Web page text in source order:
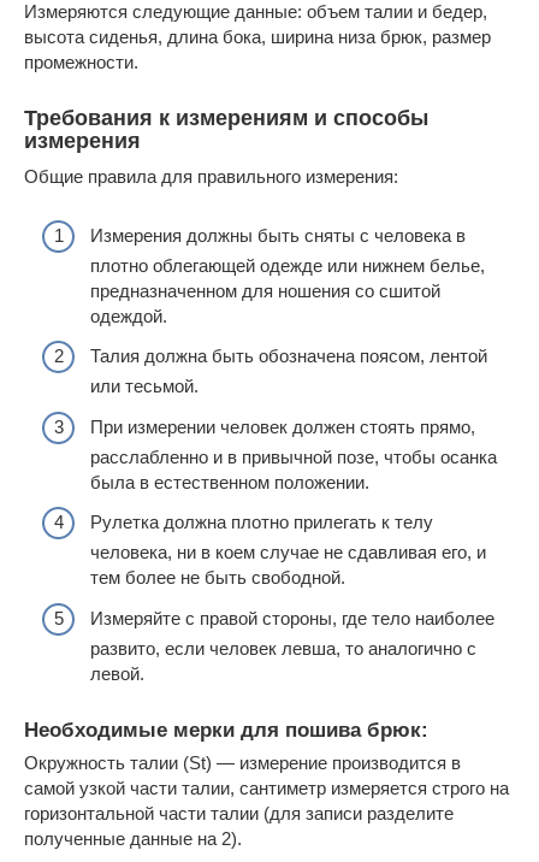
Измеряются следующие данные: объем талии и бедер,
высота сиденья, длина бока, ширина низа брюк, размер
промежности.
Требования к измерениям и способы
измерения
Общие правила для правильного измерения:
Измерения должны быть сняты с человека в
плотно облегающей одежде или нижнем белье,
предназначенном для ношения со сшитой
одеждой.
Талия должна быть обозначена поясом, лентой
или тесьмой.
При измерении человек должен стоять прямо,
расслабленно и в привычной позе, чтобы осанка
была в естественном положении.
Рулетка должна плотно прилегать к телу
человека, ни в коем случае не сдавливая его, и
тем более не быть свободной.
Измеряйте с правой стороны, где тело наиболее
развито, если человек левша, то аналогично с
левой.
Необходимые мерки для пошива брюк:
Окружность талии (St) — измерение производится в
самой узкой части талии, сантиметр измеряется строго на
горизонтальной части талии (для записи разделите
полученные данные на 2).